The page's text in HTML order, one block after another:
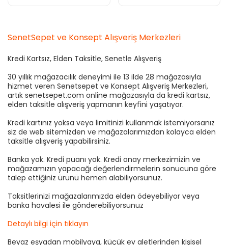
SenetSepet ve Konsept Alışveriş Merkezleri
Kredi Kartsız, Elden Taksitle, Senetle Alışveriş
30 yıllık mağazacılık deneyimi ile 13 ilde 28 mağazasıyla
hizmet veren Senetsepet ve Konsept Alışveriş Merkezleri,
artık senetsepet.com online mağazasıyla da kredi kartsız,
elden taksitle alışveriş yapmanın keyfini yaşatıyor.
Kredi kartınız yoksa veya limitinizi kullanmak istemiyorsanız
siz de web sitemizden ve mağazalarımızdan kolayca elden
taksitle alışveriş yapabilirsiniz.
Banka yok. Kredi puanı yok. Kredi onay merkezimizin ve
mağazamızın yapacağı değerlendirmelerin sonucuna göre
talep ettiğiniz ürünü hemen alabiliyorsunuz.
Taksitlerinizi mağazalarımızda elden ödeyebiliyor veya
banka havalesi ile gönderebiliyorsunuz
Detaylı bilgi için tıklayın
Beyaz eşyadan mobilyaya, küçük ev aletlerinden kişisel